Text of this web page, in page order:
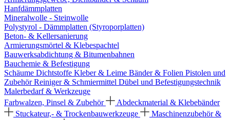
Hanfdämmplatten
Mineralwolle - Steinwolle
Polystyrol - Dämmplatten (Styroporplatten)
Beton- & Kellersanierung
Armierungsmörtel & Klebespachtel
Bauwerksabdichtung & Bitumenbahnen
Bauchemie & Befestigung
Schäume Dichtstoffe Kleber & Leime Bänder & Folien Pistolen und
ZubehörReiniger & Schmiermittel Dübel und Befestigungstechnik
Malerbedarf & Werkzeuge
Farbwalzen, Pinsel & Zubehör
Abdeckmaterial & Klebebänder
Stuckateur,- & Trockenbauwerkzeuge
Maschinenzubehör &